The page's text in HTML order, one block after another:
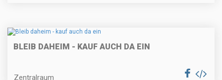
BLEIB DAHEIM - KAUF AUCH DA EIN
Zentralraum